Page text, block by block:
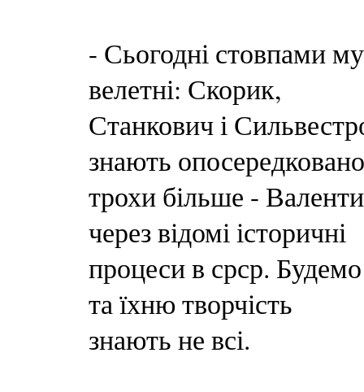
- Сьогодні стовпами
велетні: Скорик,
Станкович і
знають
трохи більше -
через відомі історичні
процеси в срср. Будемо
та їхню творчість
знають не всі.